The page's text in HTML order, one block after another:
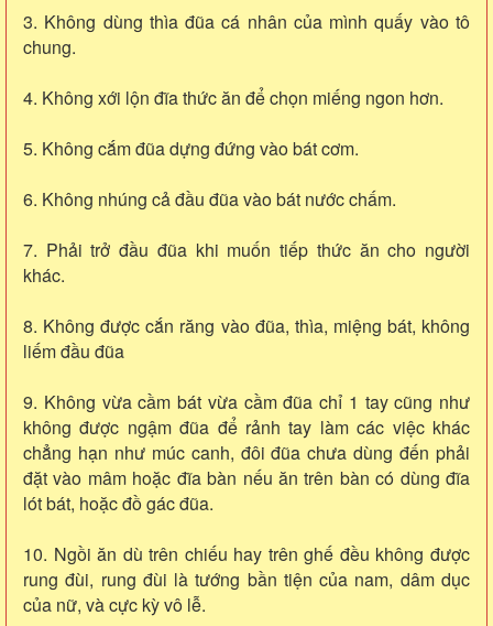
3. Không dùng thìa đũa cá nhân của mình quấy vào tô
chung.
4. Không xới lộn đĩa thức ăn để chọn miếng ngon hơn.
5. Không cắm đũa dựng đứng vào bát cơm.
6. Không nhúng cả đầu đũa vào bát nước chấm.
7. Phải trở đầu đũa khi muốn tiếp thức ăn cho người
khác.
8. Không được cắn răng vào đũa, thìa, miệng bát, không
liếm đầu đũa
9. Không vừa cầm bát vừa cầm đũa chỉ 1 tay cũng như
không được ngậm đũa để rảnh tay làm các việc khác
chẳng hạn như múc canh, đôi đũa chưa dùng đến phải
đặt vào mâm hoặc đĩa bàn nếu ăn trên bàn có dùng đĩa
lót bát, hoặc đồ gác đũa.
10. Ngồi ăn dù trên chiếu hay trên ghế đều không được
rung đùi, rung đùi là tướng bần tiện của nam, dâm dục
của nữ, và cực kỳ vô lễ.